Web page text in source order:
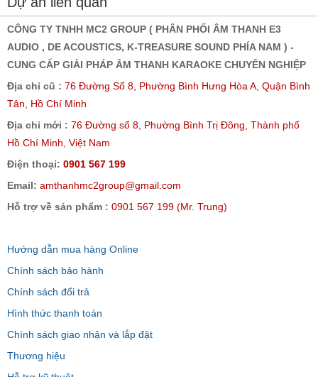
CÔNG TY TNHH MC2 GROUP ( PHÂN PHỐI ÂM THANH E3
AUDIO , DE ACOUSTICS, K-TREASURE SOUND PHÍA NAM ) -
CUNG CẤP GIẢI PHÁP ÂM THANH KARAOKE CHUYÊN NGHIỆP
Địa chỉ cũ : 76 Đường Số 8, Phường Bình Hưng Hòa A, Quận Bình
Tân, Hồ Chí Minh
Địa chỉ mới : 76 Đường số 8, Phường Bình Trị Đông, Thành phố
Hồ Chí Minh, Việt Nam
Điện thoại: 0901 567 199
Email: amthanhmc2group@gmail.com
Hỗ trợ về sản phẩm : 0901 567 199 (Mr. Trung)
Hướng dẫn mua hàng Online
Chính sách bảo hành
Chính sách đổi trả
Hình thức thanh toán
Chính sách giao nhận và lắp đặt
Thương hiệu